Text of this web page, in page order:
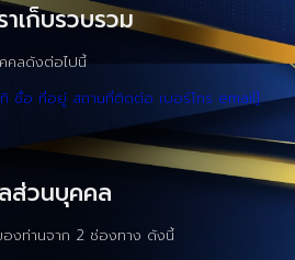
เก็บรวบรวม
คลดังต่อไปนี้
ชื่อ ที่อยู่ สถานที่ติดต่อ เบอร์โทร email]
ส่วนบุคคล
องท่านจาก 2 ช่องทาง ดังนี้